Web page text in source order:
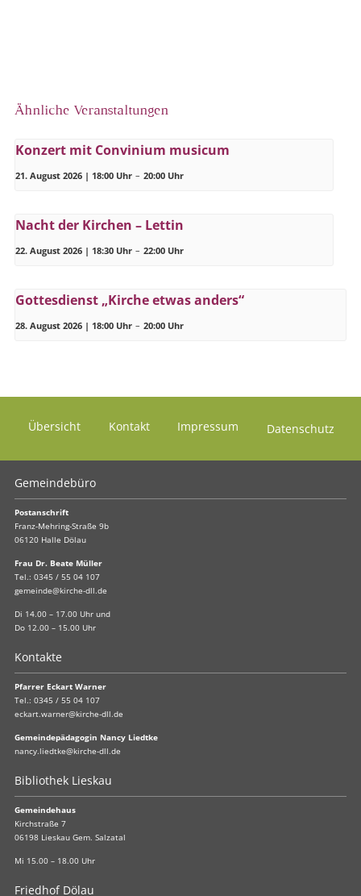
Ähnliche Veranstaltungen
Konzert mit Convinium musicum
21. August 2026 | 18:00 Uhr – 20:00 Uhr
Nacht der Kirchen – Lettin
22. August 2026 | 18:30 Uhr – 22:00 Uhr
Gottesdienst „Kirche etwas anders“
28. August 2026 | 18:00 Uhr – 20:00 Uhr
Übersicht Kontakt Impressum Datenschutz
Gemeindebüro
Postanschrift
Franz-Mehring-Straße 9b
06120 Halle Dölau
Frau Dr. Beate Müller
Tel.: 0345 / 55 04 107
gemeinde@kirche-dll.de
Di 14.00 – 17.00 Uhr und
Do 12.00 – 15.00 Uhr
Kontakte
Pfarrer Eckart Warner
Tel.: 0345 / 55 04 107
eckart.warner@kirche-dll.de
Gemeindepädagogin Nancy Liedtke
nancy.liedtke@kirche-dll.de
Bibliothek Lieskau
Gemeindehaus
Kirchstraße 7
06198 Lieskau Gem. Salzatal
Mi 15.00 – 18.00 Uhr
Friedhof Dölau